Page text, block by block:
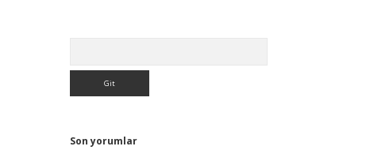
Son yorumlar